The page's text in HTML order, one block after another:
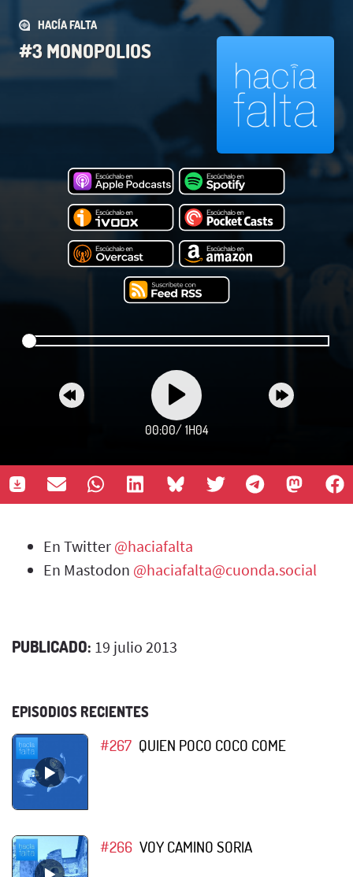
HACÍA FALTA
#3 MONOPOLIOS
00:00/ 1H04
En Twitter @haciafalta
En Mastodon @haciafalta@cuonda.social
PUBLICADO: 19 julio 2013
EPISODIOS RECIENTES
#267 QUIEN POCO COCO COME
#266 VOY CAMINO SORIA